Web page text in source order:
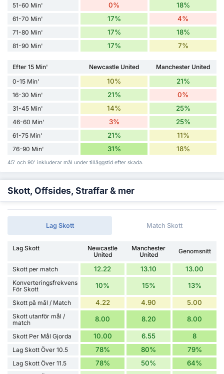
51-60 Min' 0% 18%
61-70 Min' 17% 4%
71-80 Min' 17% 18%
81-90 Min' 17% 7%
Efter 15 Min' Newcastle United
Manchester United
0-15 Min'
10% 21%
16-30 Min' 21% 0%
31-45 Min' 14% 25%
46-60 Min' 3% 25%
61-75 Min' 21% 11%
76-90 Min' 31% 18%
45' och 90' inkluderar mål under tilläggstid efter skada.
Skott, Offsides, Straffar & mer
Lag Skott Match Skott
Lag Skott
Newcastle
United
Manchester
United
Genomsnitt
Skott per match 12.22 13.10 13.00
Konverteringsfrekvens
För Skott
10% 15% 13%
Skott på mål / Match 4.22 4.90 5.00
Skott utanför mål /
match
8.00 8.20 8.00
Skott Per Mål Gjorda 10.00 6.55 8
Lag Skott Över 10.5 78% 80% 79%
Lag Skott Över 11.5 78% 50% 64%